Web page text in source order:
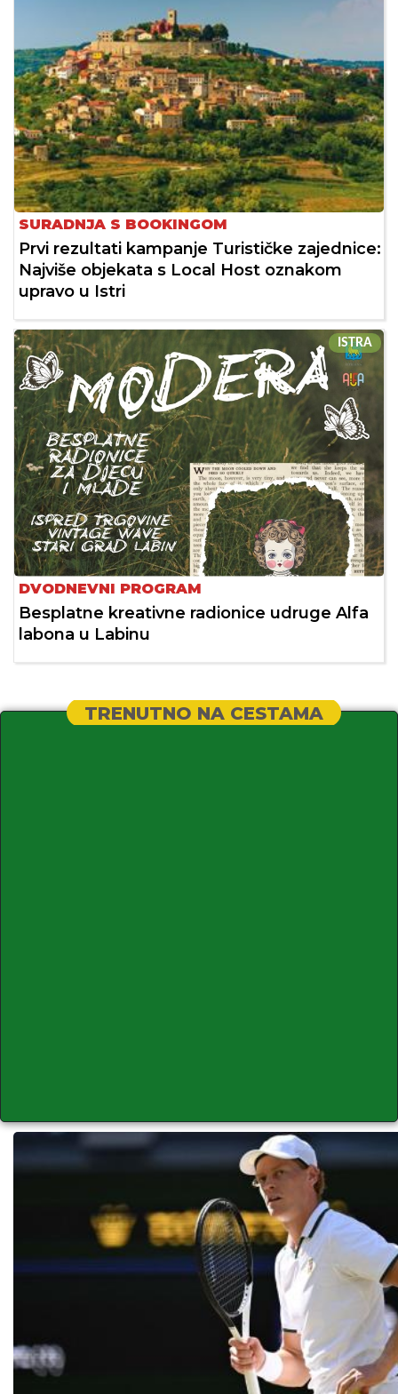
SURADNJA S BOOKINGOM
Prvi rezultati kampanje Turističke zajednice:
Najviše objekata s Local Host oznakom
upravo u Istri
ISTRA
DVODNEVNI PROGRAM
Besplatne kreativne radionice udruge Alfa
labona u Labinu
TRENUTNO NA CESTAMA